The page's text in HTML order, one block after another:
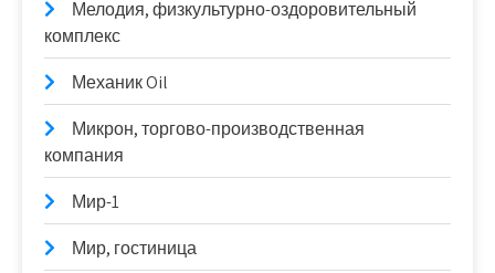
Мелодия, физкультурно-оздоровительный
комплекс
Механик Oil
Микрон, торгово-производственная
компания
Мир-1
Мир, гостиница